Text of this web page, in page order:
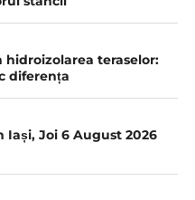
hidroizolarea teraselor:
diferența
Iași, Joi 6 August 2026